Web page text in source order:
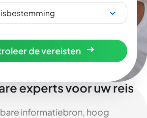
de vereisten
experts voor uw reis
informatiebron, hoog